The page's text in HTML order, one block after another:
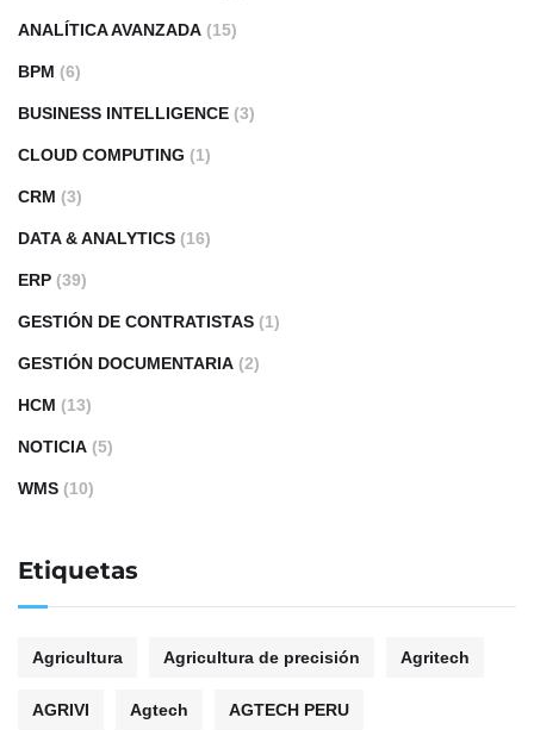
ANALÍTICA AVANZADA (15)
BPM (6)
BUSINESS INTELLIGENCE (3)
CLOUD COMPUTING (1)
CRM (3)
DATA & ANALYTICS (16)
ERP (39)
GESTIÓN DE CONTRATISTAS (1)
GESTIÓN DOCUMENTARIA (2)
HCM (13)
NOTICIA (5)
WMS (10)
Etiquetas
Agricultura Agricultura de precisión Agritech
AGRIVI Agtech AGTECH PERU